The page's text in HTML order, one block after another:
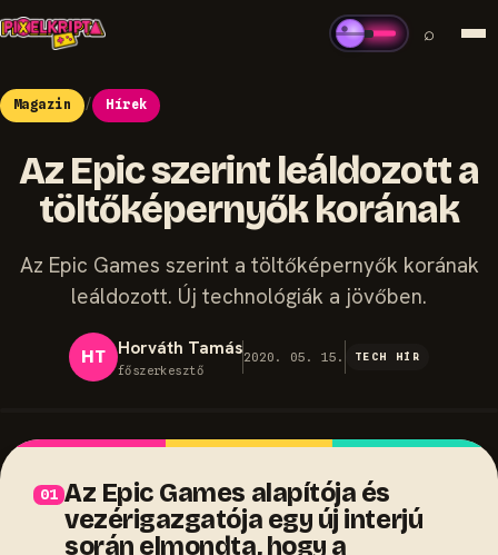
⌕
Magazin / Hírek
Az Epic szerint leáldozott a
töltőképernyők korának
Az Epic Games szerint a töltőképernyők korának
leáldozott. Új technológiák a jövőben.
HT Horváth Tamás
főszerkesztő
2020. 05. 15. TECH HÍR
Az Epic Games alapítója és
vezérigazgatója egy új interjú
során elmondta, hogy a